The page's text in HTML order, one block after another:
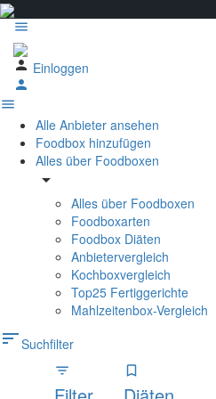
Einloggen
Alle Anbieter ansehen
Foodbox hinzufügen
Alles über Foodboxen
arrow_drop_down
Alles über Foodboxen
Foodboxarten
Foodbox Diäten
Anbietervergleich
Kochboxvergleich
Top25 Fertiggerichte
Mahlzeitenbox-Vergleich
sortSuchfilter